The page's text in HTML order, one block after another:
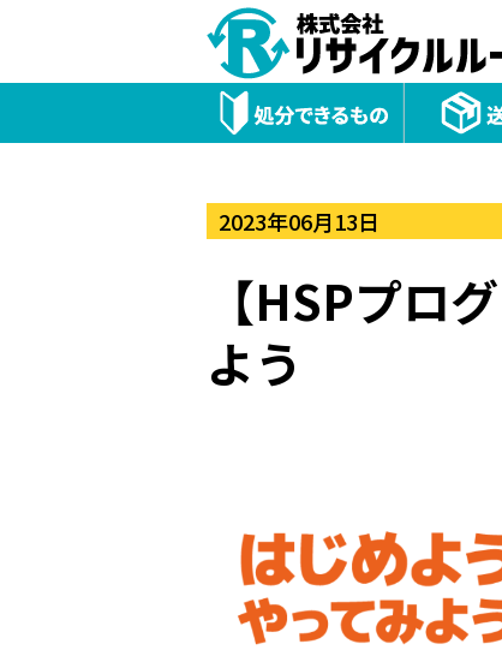
2023年06月13日
【HSPプロ
よう